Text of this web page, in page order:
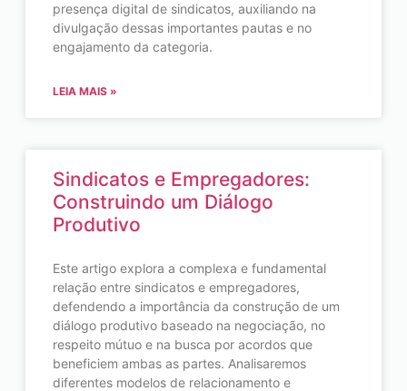
presença digital de sindicatos, auxiliando na
divulgação dessas importantes pautas e no
engajamento da categoria.
LEIA MAIS »
Sindicatos e Empregadores:
Construindo um Diálogo
Produtivo
Este artigo explora a complexa e fundamental
relação entre sindicatos e empregadores,
defendendo a importância da construção de um
diálogo produtivo baseado na negociação, no
respeito mútuo e na busca por acordos que
beneficiem ambas as partes. Analisaremos
diferentes modelos de relacionamento e